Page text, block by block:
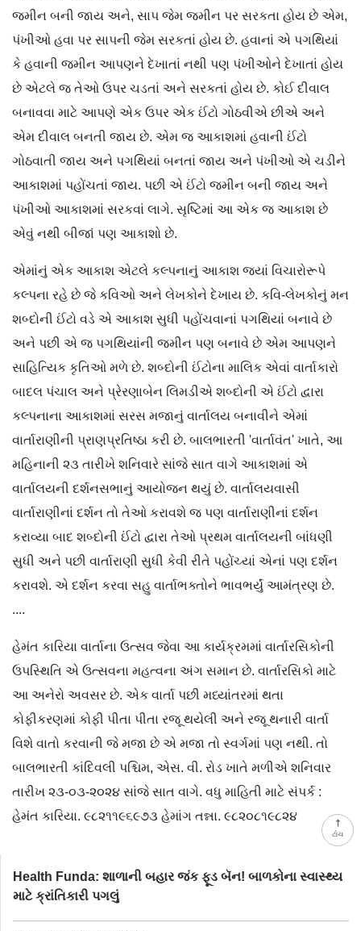
ટોચ
જમીન બની જાય અને, સાપ જેમ જમીન પર સરકતા હોય છે એમ,
પંખીઓ હવા પર સાપની જેમ સરકતાં હોય છે. હવાનાં એ પગથિયાં
કે હવાની જમીન આપણને દેખાતાં નથી પણ પંખીઓને દેખાતાં હોય
છે એટલે જ તેઓ ઉપર ચડતાં અને સરકતાં હોય છે. કોઈ દીવાલ
બનાવવા માટે આપણે એક ઉપર એક ઈંટો ગોઠવીએ છીએ અને
એમ દીવાલ બનતી જાય છે. એમ જ આકાશમાં હવાની ઈંટો
ગોઠવાતી જાય અને પગથિયાં બનતાં જાય અને પંખીઓ એ ચડીને
આકાશમાં પહોંચતાં જાય. પછી એ ઈંટો જમીન બની જાય અને
પંખીઓ આકાશમાં સરકવાં લાગે. સૃષ્ટિમાં આ એક જ આકાશ છે
એવું નથી બીજાં પણ આકાશો છે.
એમાંનું એક આકાશ એટલે કલ્પનાનું આકાશ જ્યાં વિચારોરૂપે
કલ્પના રહે છે જે કવિઓ અને લેખકોને દેખાય છે. કવિ-લેખકોનું મન
શબ્દોની ઈંટો વડે એ આકાશ સુધી પહોંચવાનાં પગથિયાં બનાવે છે
અને પછી એ જ પગથિયાંની જમીન પણ બનાવે છે એમ આપણને
સાહિત્યિક કૃતિઓ મળે છે. શબ્દોની ઈંટોના માલિક એવાં વાર્તાકારો
બાદલ પંચાલ અને પ્રેરણાબેન લિમડીએ શબ્દોની એ ઈંટો દ્વારા
કલ્પનાના આકાશમાં સરસ મજાનું વાર્તાલય બનાવીને એમાં
વાર્તારાણીની પ્રાણપ્રતિષ્ઠા કરી છે. બાલભારતી 'વાર્તાવંત' ખાતે, આ
મહિનાની ૨૩ તારીખે શનિવારે સાંજે સાત વાગે આકાશમાં એ
વાર્તાલયની દર્શનસભાનું આયોજન થયું છે. વાર્તાલયવાસી
વાર્તારાણીનાં દર્શન તો તેઓ કરાવશે જ પણ વાર્તારાણીનાં દર્શન
કરાવ્યા બાદ શબ્દોની ઈંટો દ્વારા તેઓ પ્રથમ વાર્તાલયની બાંધણી
સુધી અને પછી વાર્તારાણી સુધી કેવી રીતે પહોંચ્યાં એનાં પણ દર્શન
કરાવશે. એ દર્શન કરવા સહુ વાર્તાભક્તોને ભાવભર્યું આમંત્રણ છે.
....
હેમંત કારિયા વાર્તાના ઉત્સવ જેવા આ કાર્યક્રમમાં વાર્તારસિકોની
ઉપસ્થિતિ એ ઉત્સવના મહત્વના અંગ સમાન છે. વાર્તારસિકો માટે
આ અનેરો અવસર છે. એક વાર્તા પછી મધ્યાંતરમાં થતા
કોફીકરણમાં કોફી પીતા પીતા રજૂ થયેલી અને રજૂ થનારી વાર્તા
વિશે વાતો કરવાની જે મજા છે એ મજા તો સ્વર્ગમાં પણ નથી. તો
બાલભારતી કાંદિવલી પશ્ચિમ, એસ. વી. રોડ ખાતે મળીએ શનિવાર
તારીખ ૨૩-૦૩-૨૦૨૪ સાંજે સાત વાગે. વધુ માહિતી માટે સંપર્ક :
હેમંત કારિયા. ૯૮૨૧૧૯૬૯૭૩ હેમાંગ તન્ના. ૯૮૨૦૮૧૯૮૨૪
Health Funda: શાળાની બહાર જંક ફૂડ બૅન! બાળકોના સ્વાસ્થ્ય
માટે ક્રાંતિકારી પગલું